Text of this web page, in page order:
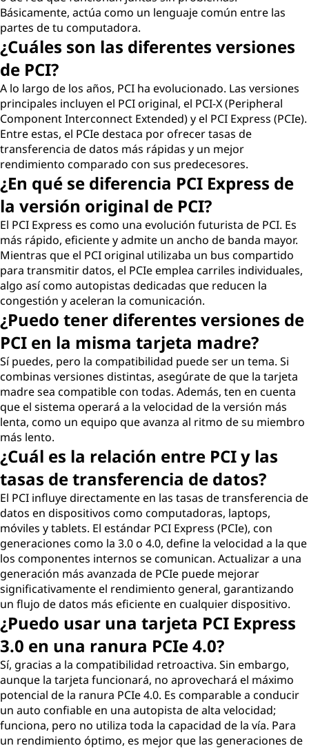
Básicamente, actúa como un lenguaje común entre las
partes de tu computadora.
¿Cuáles son las diferentes versiones
de PCI?
A lo largo de los años, PCI ha evolucionado. Las versiones
principales incluyen el PCI original, el PCI-X (Peripheral
Component Interconnect Extended) y el PCI Express (PCIe).
Entre estas, el PCIe destaca por ofrecer tasas de
transferencia de datos más rápidas y un mejor
rendimiento comparado con sus predecesores.
¿En qué se diferencia PCI Express de
la versión original de PCI?
El PCI Express es como una evolución futurista de PCI. Es
más rápido, eficiente y admite un ancho de banda mayor.
Mientras que el PCI original utilizaba un bus compartido
para transmitir datos, el PCIe emplea carriles individuales,
algo así como autopistas dedicadas que reducen la
congestión y aceleran la comunicación.
¿Puedo tener diferentes versiones de
PCI en la misma tarjeta madre?
Sí puedes, pero la compatibilidad puede ser un tema. Si
combinas versiones distintas, asegúrate de que la tarjeta
madre sea compatible con todas. Además, ten en cuenta
que el sistema operará a la velocidad de la versión más
lenta, como un equipo que avanza al ritmo de su miembro
más lento.
¿Cuál es la relación entre PCI y las
tasas de transferencia de datos?
El PCI influye directamente en las tasas de transferencia de
datos en dispositivos como computadoras, laptops,
móviles y tablets. El estándar PCI Express (PCIe), con
generaciones como la 3.0 o 4.0, define la velocidad a la que
los componentes internos se comunican. Actualizar a una
generación más avanzada de PCIe puede mejorar
significativamente el rendimiento general, garantizando
un flujo de datos más eficiente en cualquier dispositivo.
¿Puedo usar una tarjeta PCI Express
3.0 en una ranura PCIe 4.0?
Sí, gracias a la compatibilidad retroactiva. Sin embargo,
aunque la tarjeta funcionará, no aprovechará el máximo
potencial de la ranura PCIe 4.0. Es comparable a conducir
un auto confiable en una autopista de alta velocidad;
funciona, pero no utiliza toda la capacidad de la vía. Para
un rendimiento óptimo, es mejor que las generaciones de